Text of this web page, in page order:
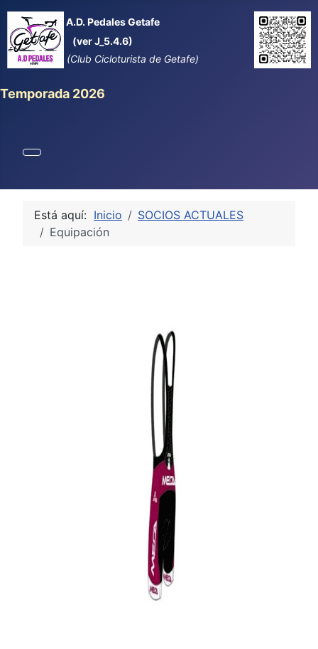
A.D. Pedales Getafe
(ver J_5.4.6)
(Club Cicloturista de Getafe)
Temporada 2026
Está aquí: Inicio
SOCIOS ACTUALES
Equipación